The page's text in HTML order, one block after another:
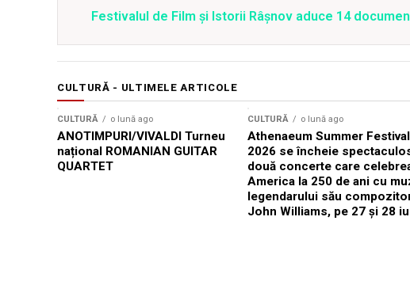
Festivalul de Film şi Istorii Râşnov aduce 14
CULTURĂ - ULTIMELE ARTICOLE
CULTURĂ o lună ago
ANOTIMPURI/VIVALDI Turneu
național ROMANIAN GUITAR
QUARTET
CULTURĂ o lună ago
Athenaeum Summer Festival
2026 se încheie
două concerte care
America la 250 de ani cu
legendarului său
John Williams, pe 27 și 28